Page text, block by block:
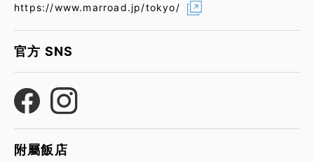
https://www.marroad.jp/tokyo/
官方 SNS
附屬飯店